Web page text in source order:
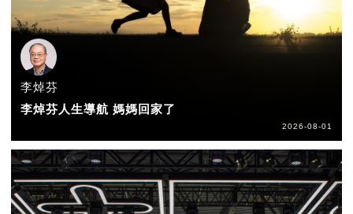
李焯芬
李焯芬人生導航 媽媽回家了
2026-08-01